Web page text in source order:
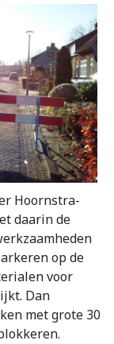
Hoornstra-
daarin de
op de
voor
Dan
met grote 30